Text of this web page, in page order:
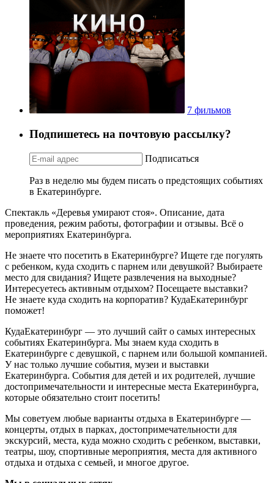
7 фильмов
Подпишетесь на почтовую рассылку?
Подписаться
Раз в неделю мы будем писать о предстоящих событиях
в Екатеринбурге.
Спектакль «Деревья умирают стоя». Описание, дата
проведения, режим работы, фотографии и отзывы. Всё о
мероприятиях Екатеринбурга.
Не знаете что посетить в Екатеринбурге? Ищете где погулять
с ребенком, куда сходить с парнем или девушкой? Выбираете
место для свидания? Ищете развлечения на выходные?
Интересуетесь активным отдыхом? Посещаете выставки?
Не знаете куда сходить на корпоратив? КудаЕкатеринбург
поможет!
КудаЕкатеринбург — это лучший сайт о самых интересных
событиях Екатеринбурга. Мы знаем куда сходить в
Екатеринбурге с девушкой, с парнем или большой компанией.
У нас только лучшие события, музеи и выставки
Екатеринбурга. События для детей и их родителей, лучшие
достопримечательности и интересные места Екатеринбурга,
которые обязательно стоит посетить!
Мы советуем любые варианты отдыха в Екатеринбурге —
концерты, отдых в парках, достопримечательности для
экскурсий, места, куда можно сходить с ребенком, выставки,
театры, шоу, спортивные мероприятия, места для активного
отдыха и отдыха с семьей, и многое другое.